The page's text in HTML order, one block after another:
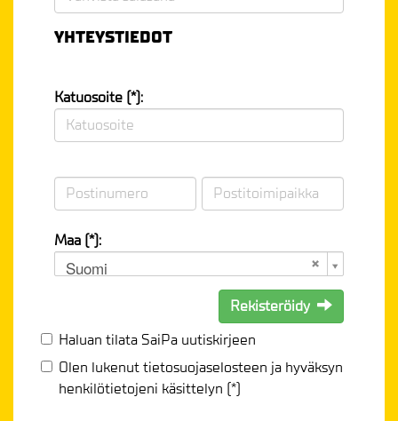
YHTEYSTIEDOT
Katuosoite (*):
Maa (*):
Suomi
Rekisteröidy
Haluan tilata SaiPa uutiskirjeen
Olen lukenuttietosuojaselosteen ja hyväksyn
henkilötietojeni käsittelyn (*)